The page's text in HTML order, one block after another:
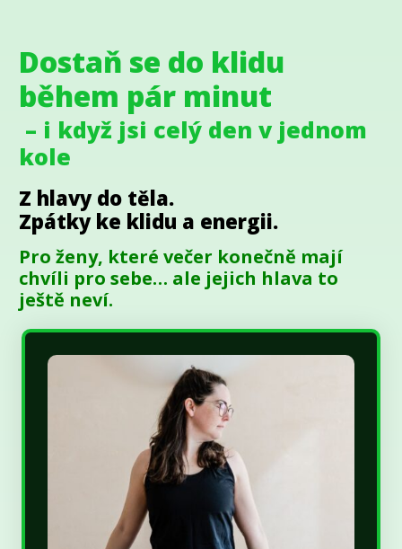
Dostaň se do klidu
během pár minut
– i když jsi celý den v jednom
kole
Z hlavy do těla.
Zpátky ke klidu a energii.
Pro ženy, které večer konečně mají
chvíli pro sebe… ale jejich hlava to
ještě neví.